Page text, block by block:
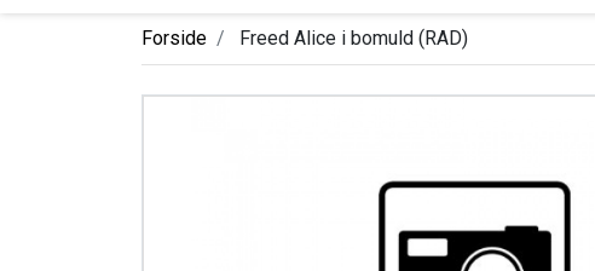
Forside Freed Alice i bomuld (RAD)